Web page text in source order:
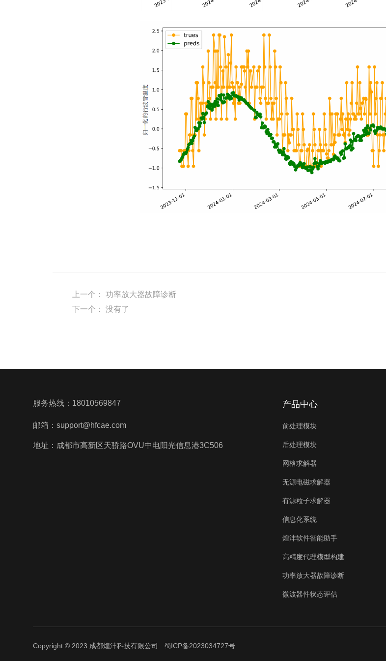
上一个：
功率放大器故障诊断
下一个：
没有了
服务热线： 18010569847
邮箱：support@hfcae.com
地址：成都市高新区天骄路OVU中电阳光信息港3C506
产品中心
前处理模块
后处理模块
网格求解器
无源电磁求解器
有源粒子求解器
信息化系统
煌沣软件智能助手
高精度代理模型构建
功率放大器故障诊断
微波器件状态评估
Copyright © 2023 成都煌沣科技有限公司 蜀ICP备2023034727号